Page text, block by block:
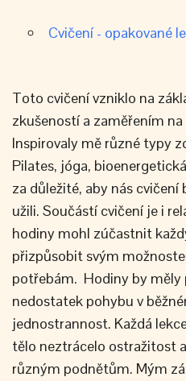
Cvičení - opakované
Toto cvičení vzniklo na
zkušeností a zaměřením
Inspirovaly mě různé typy
Pilates, jóga,
za důležité, aby nás cvičení
užili. Součástí cvičení je i
hodiny mohl zúčastnit
přizpůsobit svým
potřebám. Hodiny by měly
nedostatek pohybu v
jednostrannost. Každá
tělo neztrácelo ostražitost
různým podnětům. Mým